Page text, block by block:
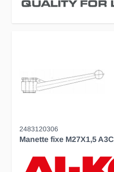
2483120306
Manette fixe M27X1,5 A3C